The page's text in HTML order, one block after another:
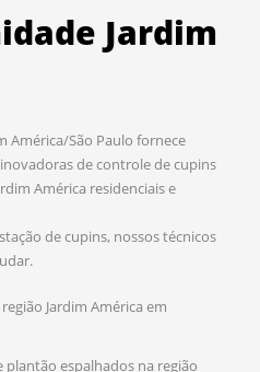
Jardim
América/São Paulo fornece
de controle de cupins
América residenciais e
de cupins, nossos técnicos
Jardim América em
plantão espalhados na região